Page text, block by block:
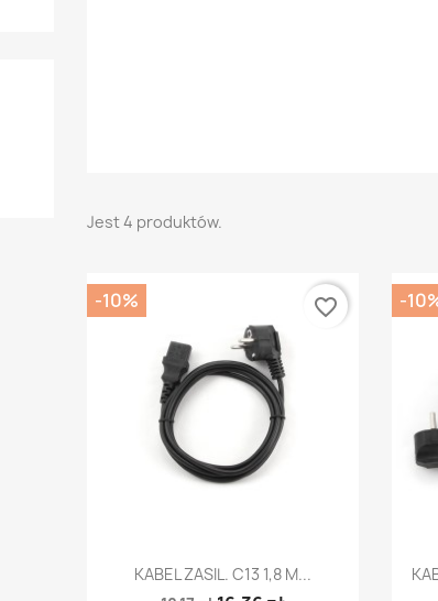
Jest 4 produktów.
Szybki podgląd
KABEL ZASIL. C13 1,8 M...
-10% favorite_border -